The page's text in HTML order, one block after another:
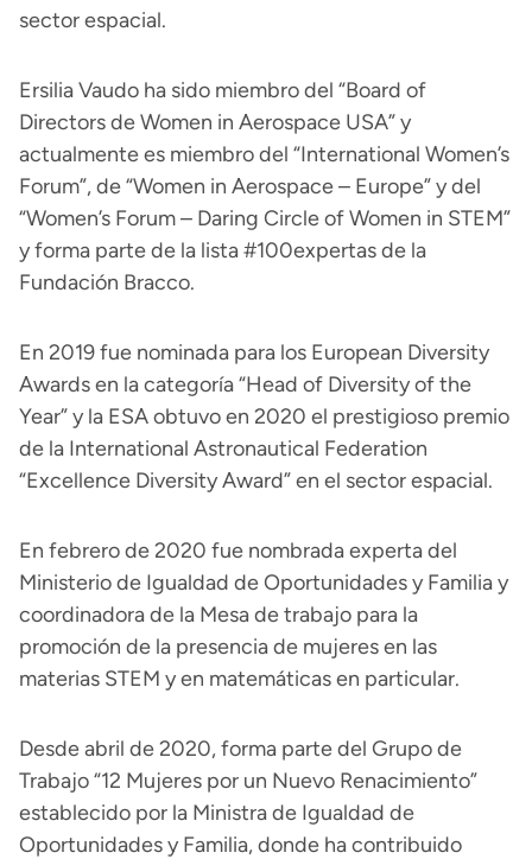
sector espacial.
Ersilia Vaudo ha sido miembro del “Board of
Directors de Women in Aerospace USA” y
actualmente es miembro del “International Women’s
Forum”, de “Women in Aerospace – Europe” y del
“Women’s Forum – Daring Circle of Women in STEM”
y forma parte de la lista #100expertas de la
Fundación Bracco.
En 2019 fue nominada para los European Diversity
Awards en la categoría “Head of Diversity of the
Year” y la ESA obtuvo en 2020 el prestigioso premio
de la International Astronautical Federation
“Excellence Diversity Award” en el sector espacial.
En febrero de 2020 fue nombrada experta del
Ministerio de Igualdad de Oportunidades y Familia y
coordinadora de la Mesa de trabajo para la
promoción de la presencia de mujeres en las
materias STEM y en matemáticas en particular.
Desde abril de 2020, forma parte del Grupo de
Trabajo “12 Mujeres por un Nuevo Renacimiento”
establecido por la Ministra de Igualdad de
Oportunidades y Familia, donde ha contribuido